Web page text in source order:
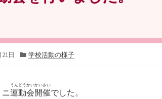
21日
カ
リ
ー
学校活動の様子
ニ運動会開催
うんどうかいかいさい
でした。